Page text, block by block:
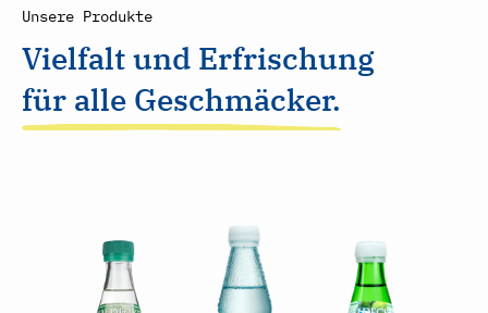
Unsere Produkte
Vielfalt und Erfrischung
für alle Geschmäcker.